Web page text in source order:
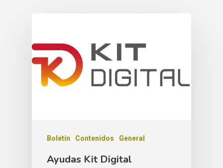
Boletín Contenidos General
Ayudas Kit Digital